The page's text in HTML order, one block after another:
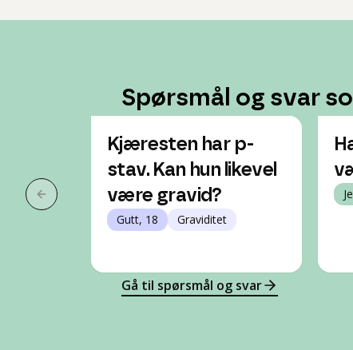
Spørsmål og svar
Forrige slide
Kjæresten har p-
stav. Kan hun likevel
være gravid?
Gutt, 18 Graviditet
Gå til spørsmål og svar